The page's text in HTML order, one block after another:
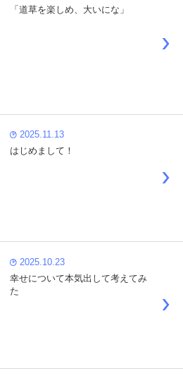
「道草を楽しめ、大いにな」
2025.11.13
はじめまして！
2025.10.23
幸せについて本気出して考えてみ
た